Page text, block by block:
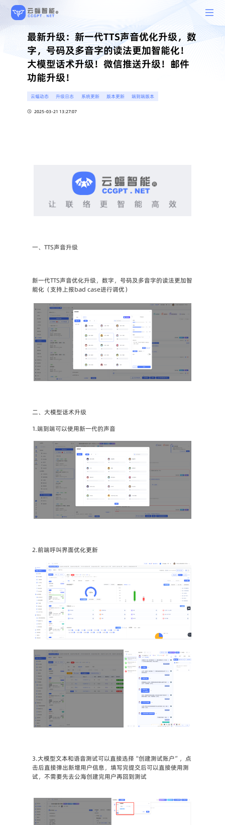
最新升级：新一代TTS声音优化升级，数
字，号码及多音字的读法更加智能化！
大模型话术升级！微信推送升级！邮件
功能升级！
云蝠动态 升级日志 系统更新 版本更新 端到端版本
2025-03-21 13:27:07
一、TTS声音升级
新一代TTS声音优化升级，数字，号码及多音字的读法更加智
能化（支持上报bad case进行调优）
二、大模型话术升级
1.端到端可以使用新一代的声音
2.前端呼叫界面优化更新
3.大模型文本和语音测试可以直接选择“创建测试账户”，点
击后直接弹出新增用户信息，填写完提交后可以直接使用测
试，不需要先去公海创建完用户再回到测试